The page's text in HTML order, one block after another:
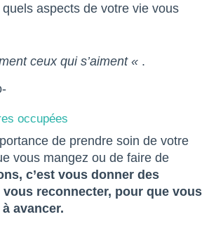
aspects de votre vie vous
ceux qui s’aiment « .
occupées
de prendre soin de votre
vous mangez ou de faire de
c’est vous donner des
reconnecter, pour que vous
avancer.